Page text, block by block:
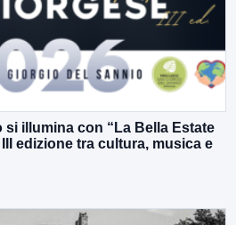
illumina con “La Bella Estate
edizione tra cultura, musica e